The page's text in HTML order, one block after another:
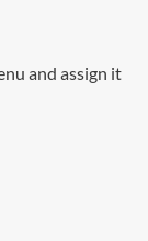
and assign it